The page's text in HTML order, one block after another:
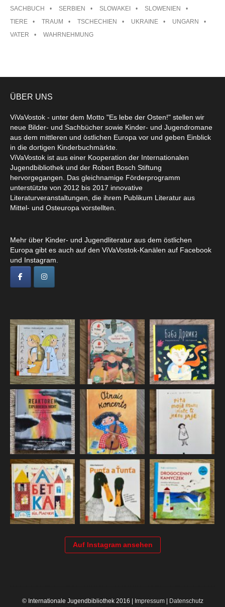
SACHBUCH
SERBIEN SLOWAKEI
SLOWENIEN
TIERE
TRAUM TSCHECHIEN UKRAINE
UNGARN
VATER
WAHRNEHMUNG
ÜBER UNS
ViVaVostok - unter dem Motto "Es lebe der Osten!" stellen wir
neue Bilder- und Sachbücher sowie Kinder- und Jugendromane
aus dem mittleren und östlichen Europa vor und geben Einblick
in die dortigen Kinderbuchmärkte.
ViVaVostok ist aus einer Kooperation der Internationalen
Jugendbibliothek und der Robert Bosch Stiftung
hervorgegangen. Das gleichnamige Förderprogramm
unterstützte von 2012 bis 2017 innovative
Literaturveranstaltungen, die ihrem Publikum Literatur aus
Mittel- und Osteuropa vorstellten.
Mehr über Kinder- und Jugendliteratur aus dem östlichen
Europa gibt es auch auf den ViVaVostok-Kanälen auf Facebook
und Instagram.
Auf Instagram ansehen
© Internationale Jugendbibliothek 2016 | Impressum| Datenschutz